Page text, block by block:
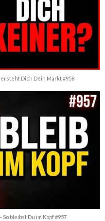
Dich Dein Markt #958
bleibst Du im Kopf #957